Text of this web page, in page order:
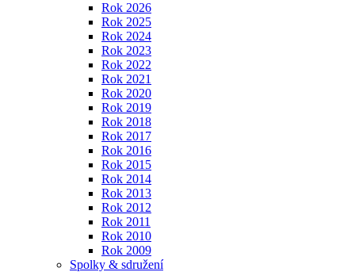
Rok 2026
Rok 2025
Rok 2024
Rok 2023
Rok 2022
Rok 2021
Rok 2020
Rok 2019
Rok 2018
Rok 2017
Rok 2016
Rok 2015
Rok 2014
Rok 2013
Rok 2012
Rok 2011
Rok 2010
Rok 2009
Spolky & sdružení